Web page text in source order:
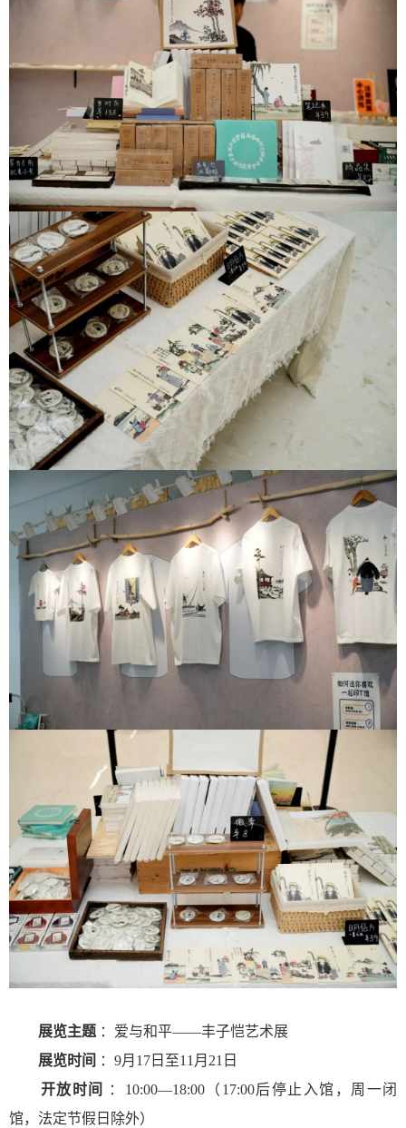
展览主题 ：爱与和平——丰子恺艺术展
展览时间 ：9月17日至11月21日
开放时间
：10:00—18:00（17:00后停止入馆，周一闭
馆，法定节假日除外）